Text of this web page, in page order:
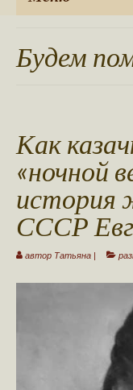
Новые
Авторы сайта
Стать автором
Обратная связь
Будем
Как
«ночной
история
СССР
автор Татьяна |